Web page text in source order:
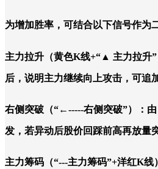
为增加胜率，可结合以下信号作为
主力拉升（黄色K线+“▲ 主力拉升
后，说明主力继续向上攻击，可追
右侧突破（“←-----右侧突破”）：
发，若异动后股价回踩前高再放量
主力筹码（“---主力筹码”+洋红K